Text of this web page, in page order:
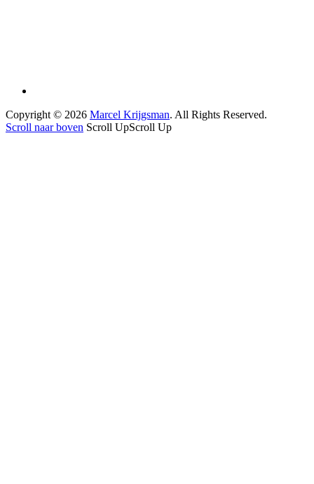
Copyright © 2026 Marcel Krijgsman. All Rights Reserved.
Scroll naar boven Scroll UpScroll Up